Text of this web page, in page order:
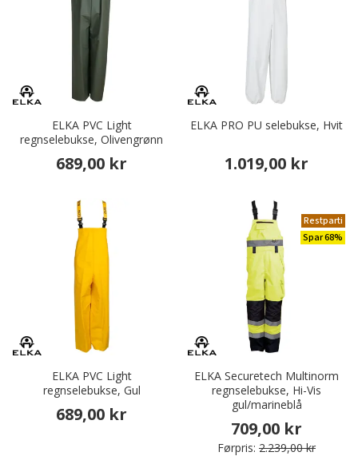
ELKA PVC Light
regnselebukse, Olivengrønn
689,00 kr
ELKA PRO PU selebukse, Hvit
1.019,00 kr
ELKA PVC Light
regnselebukse, Gul
689,00 kr
Restparti
Spar 68%
ELKA Securetech Multinorm
regnselebukse, Hi-Vis
gul/marineblå
709,00 kr
Førpris: 2.239,00 kr